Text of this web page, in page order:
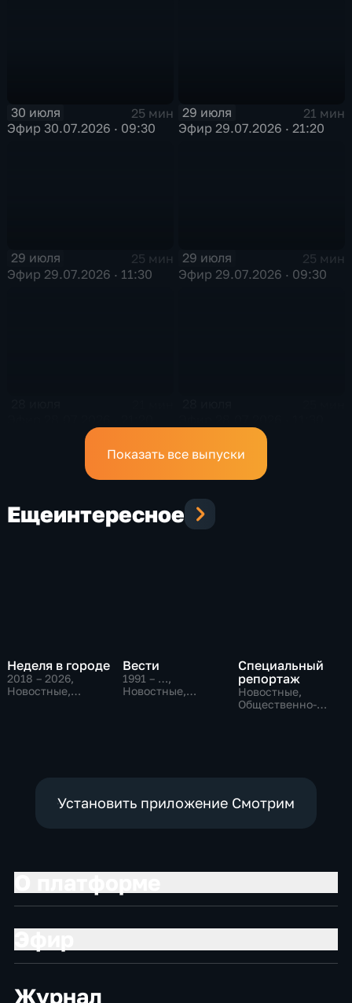
30 июля
25 мин
Эфир 30.07.2026 · 09:30
29 июля
21 мин
Эфир 29.07.2026 · 21:20
29 июля
25 мин
Эфир 29.07.2026 · 11:30
29 июля
25 мин
Эфир 29.07.2026 · 09:30
Показать все выпуски
Ещеинтересное
Неделя в городе
2018 – 2026,
Новостные,
Вести
1991 – …,
Новостные,
Специальный
репортаж
Новостные,
Общественно-
Установить приложение Смотрим
Журнал